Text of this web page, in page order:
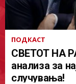
ПОДКАСТ
СВЕТОТ НА
анализа за
случувања!